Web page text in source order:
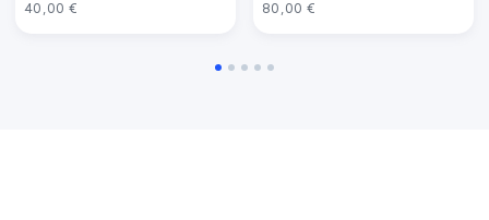
40,00 €
80,00 €